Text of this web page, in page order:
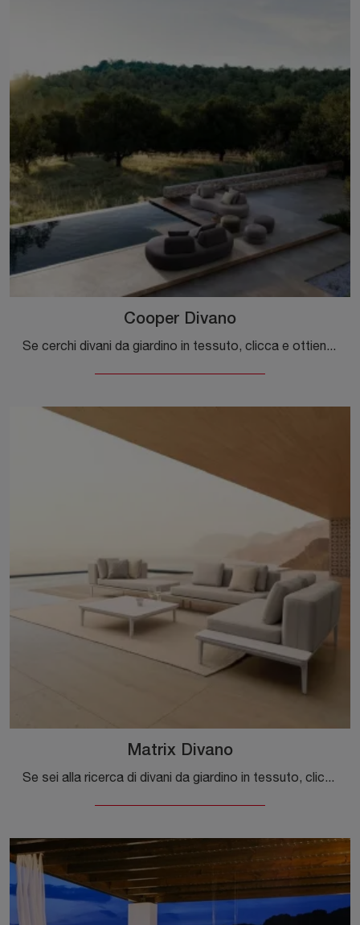
Cooper Divano
Se cerchi divani da giardino in tessuto, clicca e ottieni informazioni sul modello Cooper Divano dell'azienda Bizzotto.
Matrix Divano
Se sei alla ricerca di divani da giardino in tessuto, clicca e scopri di più sul modello Matrix Divano della marca Bizzotto.